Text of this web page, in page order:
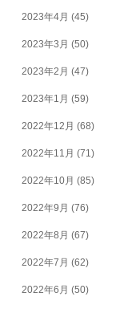
2023年4月 (45)
2023年3月 (50)
2023年2月 (47)
2023年1月 (59)
2022年12月 (68)
2022年11月 (71)
2022年10月 (85)
2022年9月 (76)
2022年8月 (67)
2022年7月 (62)
2022年6月 (50)